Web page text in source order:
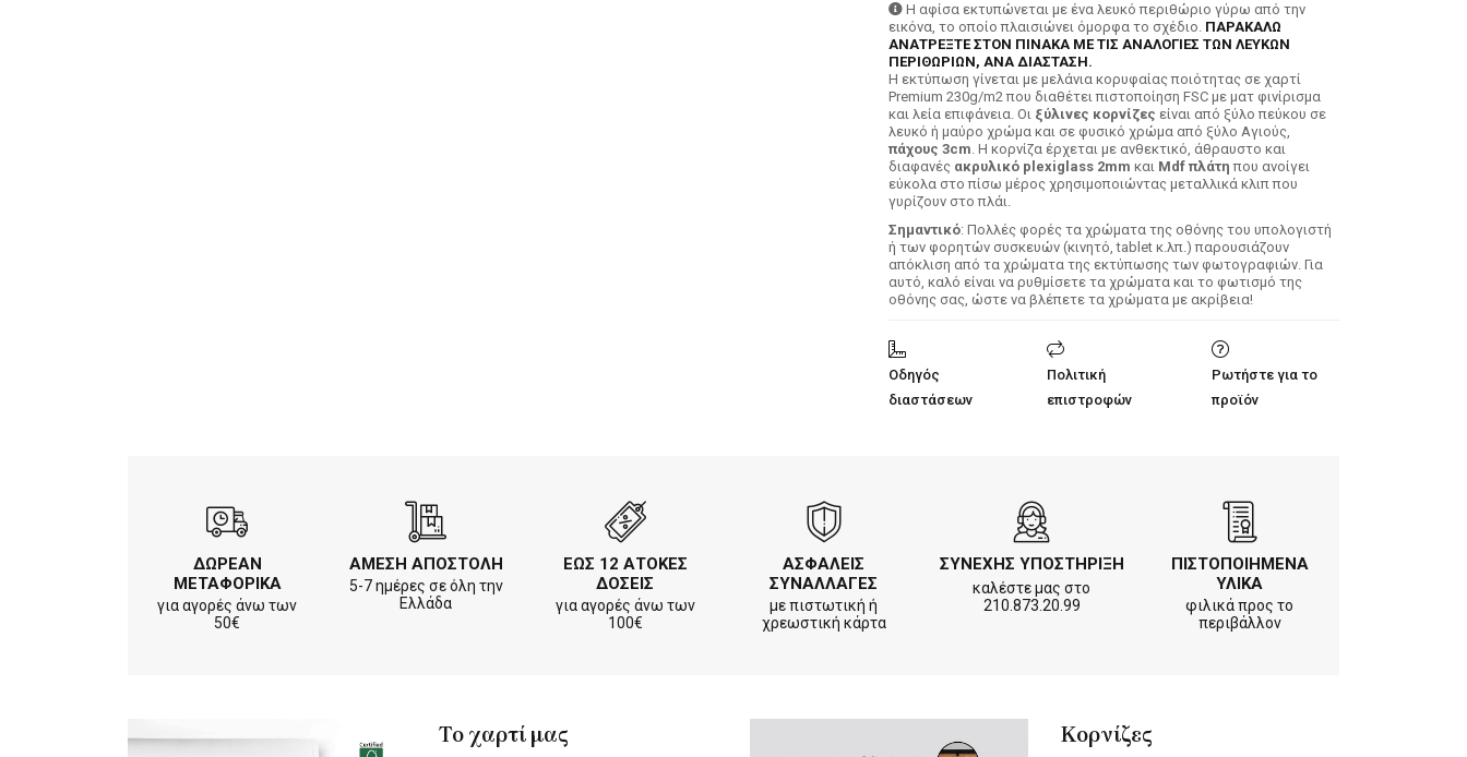
Η αφίσα εκτυπώνεται με ένα λευκό περιθώριο γύρω από την
εικόνα, το οποίο πλαισιώνει όμορφα το σχέδιο. ΠΑΡΑΚΑΛΩ
ΑΝΑΤΡΕΞΤΕ ΣΤΟΝ ΠΙΝΑΚΑ ΜΕ ΤΙΣ ΑΝΑΛΟΓΙΕΣ ΤΩΝ ΛΕΥΚΩΝ
ΠΕΡΙΘΩΡΙΩΝ, ΑΝΑ ΔΙΑΣΤΑΣΗ.
H εκτύπωση γίνεται με μελάνια κορυφαίας ποιότητας σε χαρτί
Premium 230g/m2 που διαθέτει πιστοποίηση FSC με ματ φινίρισμα
και λεία επιφάνεια. Οι ξύλινες κορνίζες είναι από ξύλο πεύκου σε
λευκό ή μαύρο χρώμα και σε φυσικό χρώμα από ξύλο Αγιούς,
πάχους 3cm. Η κορνίζα έρχεται με ανθεκτικό, άθραυστο και
διαφανές ακρυλικό plexiglass 2mm και Mdf πλάτη που ανοίγει
εύκολα στο πίσω μέρος χρησιμοποιώντας μεταλλικά κλιπ που
γυρίζουν στο πλάι.
Σημαντικό: Πολλές φορές τα χρώματα της οθόνης του υπολογιστή
ή των φορητών συσκευών (κινητό, tablet κ.λπ.) παρουσιάζουν
απόκλιση από τα χρώματα της εκτύπωσης των φωτογραφιών. Για
αυτό, καλό είναι να ρυθμίσετε τα χρώματα και το φωτισμό της
οθόνης σας, ώστε να βλέπετε τα χρώματα με ακρίβεια!
Οδηγός
διαστάσεων
Πολιτική
επιστροφών
Ρωτήστε για το
προϊόν
ΔΩΡΕΑΝ
ΜΕΤΑΦΟΡΙΚΑ
για αγορές άνω των
50€
ΑΜΕΣΗ ΑΠΟΣΤΟΛΗ
5-7 ημέρες σε όλη την
Ελλάδα
ΕΩΣ 12 ΑΤΟΚΕΣ
ΔΟΣΕΙΣ
για αγορές άνω των
100€
ΑΣΦΑΛΕΙΣ
ΣΥΝΑΛΛΑΓΕΣ
με πιστωτική ή
χρεωστική κάρτα
ΣΥΝΕΧΗΣ ΥΠΟΣΤΗΡΙΞΗ
καλέστε μας στο
210.873.20.99
ΠΙΣΤΟΠΟΙΗΜΕΝΑ
ΥΛΙΚΑ
φιλικά προς το
περιβάλλον
Το χαρτί μας Κορνίζες